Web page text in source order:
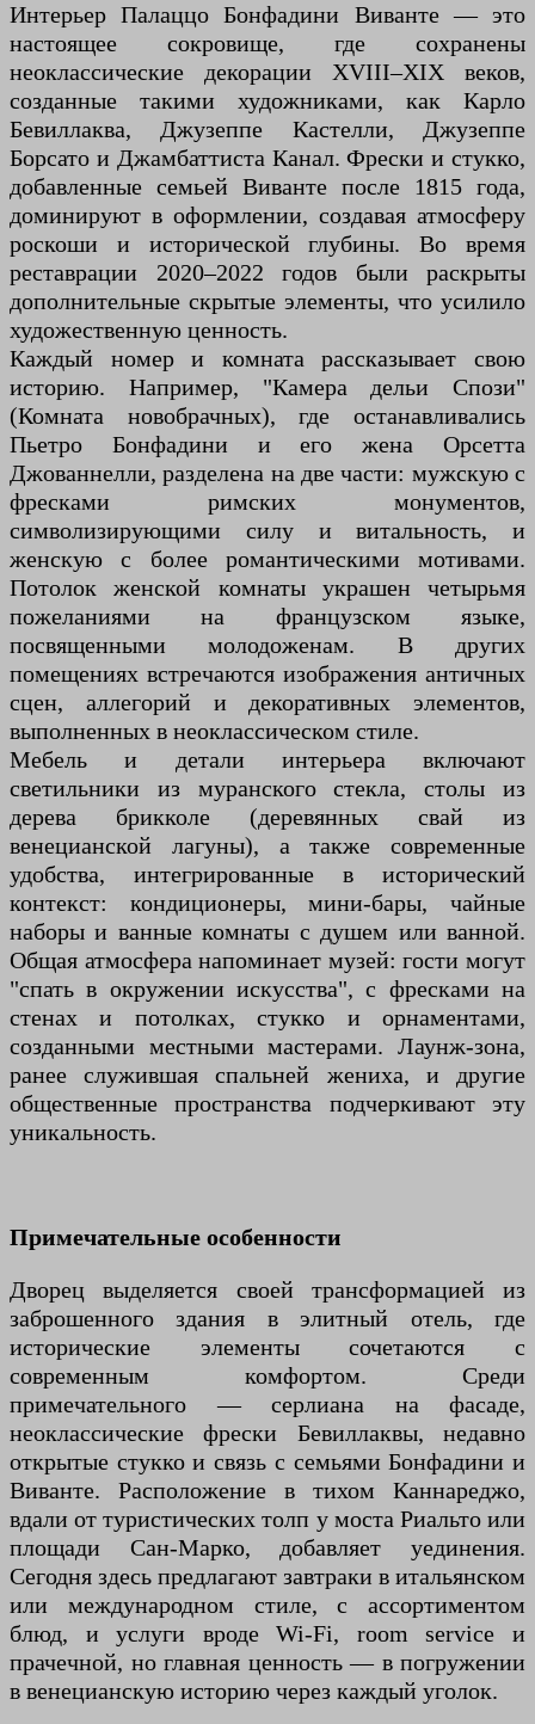
Интерьер Палаццо Бонфадини Виванте — это
настоящее сокровище, где сохранены
неоклассические декорации XVIII–XIX веков,
созданные такими художниками, как Карло
Бевиллаква, Джузеппе Кастелли, Джузеппе
Борсато и Джамбаттиста Канал. Фрески и стукко,
добавленные семьей Виванте после 1815 года,
доминируют в оформлении, создавая атмосферу
роскоши и исторической глубины. Во время
реставрации 2020–2022 годов были раскрыты
дополнительные скрытые элементы, что усилило
художественную ценность.
Каждый номер и комната рассказывает свою
историю. Например, "Камера дельи Спози"
(Комната новобрачных), где останавливались
Пьетро Бонфадини и его жена Орсетта
Джованнелли, разделена на две части: мужскую с
фресками римских монументов,
символизирующими силу и витальность, и
женскую с более романтическими мотивами.
Потолок женской комнаты украшен четырьмя
пожеланиями на французском языке,
посвященными молодоженам. В других
помещениях встречаются изображения античных
сцен, аллегорий и декоративных элементов,
выполненных в неоклассическом стиле.
Мебель и детали интерьера включают
светильники из муранского стекла, столы из
дерева брикколе (деревянных свай из
венецианской лагуны), а также современные
удобства, интегрированные в исторический
контекст: кондиционеры, мини-бары, чайные
наборы и ванные комнаты с душем или ванной.
Общая атмосфера напоминает музей: гости могут
"спать в окружении искусства", с фресками на
стенах и потолках, стукко и орнаментами,
созданными местными мастерами. Лаунж-зона,
ранее служившая спальней жениха, и другие
общественные пространства подчеркивают эту
уникальность.
Примечательные особенности
Дворец выделяется своей трансформацией из
заброшенного здания в элитный отель, где
исторические элементы сочетаются с
современным комфортом. Среди
примечательного — серлиана на фасаде,
неоклассические фрески Бевиллаквы, недавно
открытые стукко и связь с семьями Бонфадини и
Виванте. Расположение в тихом Каннареджо,
вдали от туристических толп у моста Риальто или
площади Сан-Марко, добавляет уединения.
Сегодня здесь предлагают завтраки в итальянском
или международном стиле, с ассортиментом
блюд, и услуги вроде Wi-Fi, room service и
прачечной, но главная ценность — в погружении
в венецианскую историю через каждый уголок.